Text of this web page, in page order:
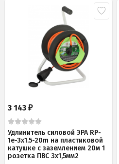
3 143 ₽
Удлинитель силовой ЭРА RP-
1e-3x1.5-20m на пластиковой
катушке c заземлением 20м 1
розетка ПВС 3х1,5мм2